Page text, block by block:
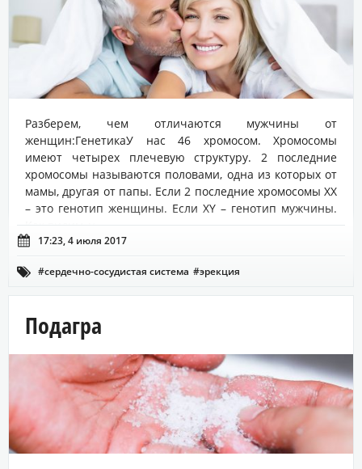
Разберем, чем отличаются мужчины от
женщин:ГенетикаУ нас 46 хромосом. Хромосомы
имеют четырех плечевую структуру. 2 последние
хромосомы называются половами, одна из которых от
мамы, другая от папы. Если 2 последние хромосомы ХХ
– это генотип женщины. Если ХY – генотип мужчины.
Как видим, у...
 17:23, 4 июля 2017
 #сердечно-сосудистая система #эрекция
Подагра